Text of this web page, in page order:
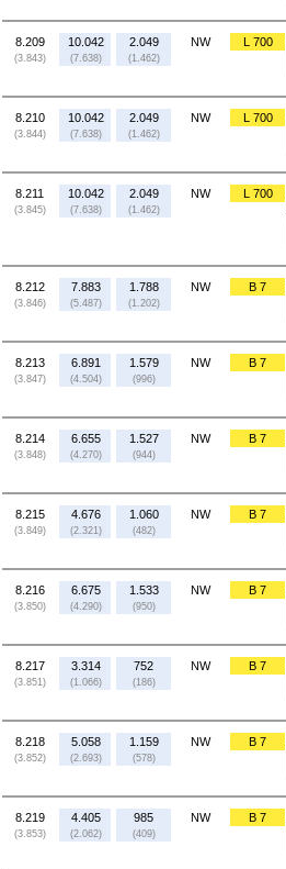
8.209
(3.843)
10.042
(7.638)
2.049
(1.462)
NW L 700
8.210
(3.844)
10.042
(7.638)
2.049
(1.462)
NW L 700
8.211
(3.845)
10.042
(7.638)
2.049
(1.462)
NW L 700
8.212
(3.846)
7.883
(5.487)
1.788
(1.202)
NW B 7
8.213
(3.847)
6.891
(4.504)
1.579
(996)
NW B 7
8.214
(3.848)
6.655
(4.270)
1.527
(944)
NW B 7
8.215
(3.849)
4.676
(2.321)
1.060
(482)
NW B 7
8.216
(3.850)
6.675
(4.290)
1.533
(950)
NW B 7
8.217
(3.851)
3.314
(1.066)
752
(186)
NW B 7
8.218
(3.852)
5.058
(2.693)
1.159
(578)
NW B 7
8.219
(3.853)
4.405
(2.062)
985
(409)
NW B 7